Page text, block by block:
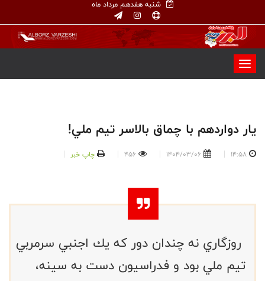
شنبه هفدهم مرداد ماه
يار دواردهم با چماق بالاسر تيم ملي!
14:58
1404/03/06
456 چاپ خبر
روزگاري نه چندان دور كه يك اجنبي سرمربي
تيم ملي بود و فدراسيون دست به سينه،